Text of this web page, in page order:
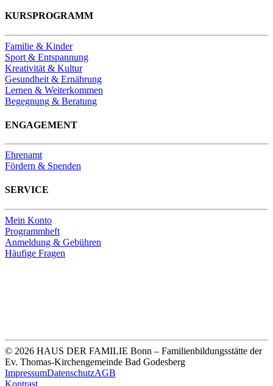
KURSPROGRAMM
Familie & Kinder
Sport & Entspannung
Kreativität & Kultur
Gesundheit & Ernährung
Lernen & Weiterkommen
Begegnung & Beratung
ENGAGEMENT
Ehrenamt
Fördern & Spenden
SERVICE
Mein Konto
Programmheft
Anmeldung & Gebühren
Häufige Fragen
© 2026 HAUS DER FAMILIE Bonn – Familienbildungsstätte der
Ev. Thomas-Kirchengemeinde Bad Godesberg
ImpressumDatenschutzAGB
Kontrast